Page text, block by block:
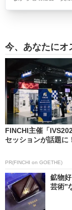
今、あなたにオ
FINCHI主催「
セッションが話題に
PR(FINCHI on GOETHE)
鉱物
芸術”